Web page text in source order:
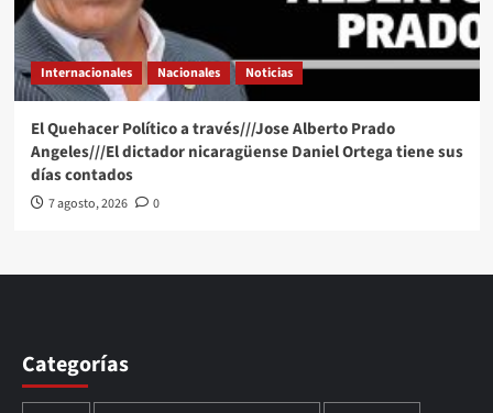
Internacionales Nacionales Noticias
El Quehacer Político a través///Jose Alberto Prado
Angeles///El dictador nicaragüense Daniel Ortega tiene sus
días contados
7 agosto, 2026 0
Categorías